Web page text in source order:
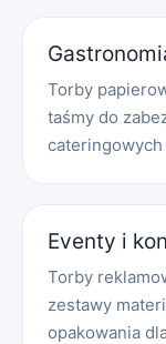
Torby
taśmy do
Eventy i
Torby
zestawy
opakowania